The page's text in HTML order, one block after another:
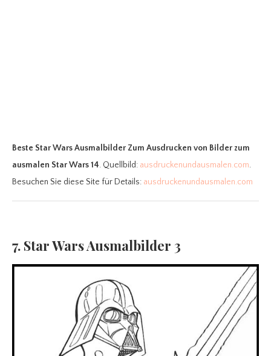
Beste Star Wars Ausmalbilder Zum Ausdrucken von Bilder zum
ausmalen Star Wars 14. Quellbild: ausdruckenundausmalen.com.
Besuchen Sie diese Site für Details: ausdruckenundausmalen.com
7. Star Wars Ausmalbilder 3